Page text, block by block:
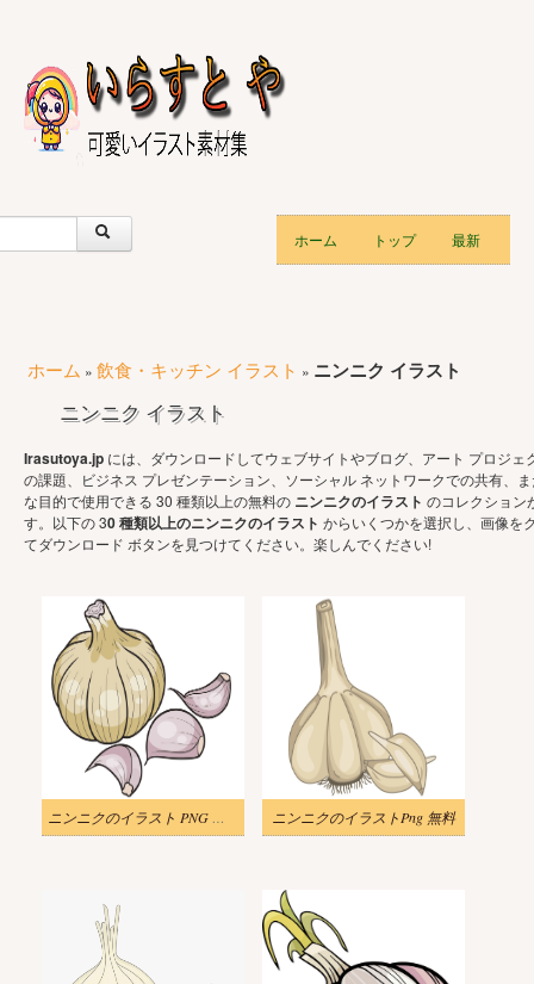
ホーム トップ 最新
ホーム » 飲食・キッチン イラスト » ニンニク イラスト
ニンニク イラスト
Irasutoya.jp には、ダウンロードしてウェブサイトやブログ、アート プロジェ
の課題、ビジネス プレゼンテーション、ソーシャル ネットワークでの共有、
な目的で使用できる 30 種類以上の無料の ニンニクのイラスト のコレクション
す。以下の 30 種類以上のニンニクのイラスト からいくつかを選択し、画像を
てダウンロード ボタンを見つけてください。楽しんでください!
ニンニクのイラスト PNG イメージ ニンニクのイラストPng 無料